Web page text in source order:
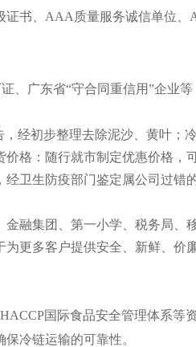
书、AAA质量服务诚信单位
、广东省“守合同重信用”企业等
经初步整理去除泥沙、黄叶；
格：随行就市制定优惠价格，
卫生防疫部门鉴定属公司过错
融集团、第一小学、税务局、
更多客户提供安全、新鲜、价
国际食品安全管理体系等
冷链运输的可靠性。